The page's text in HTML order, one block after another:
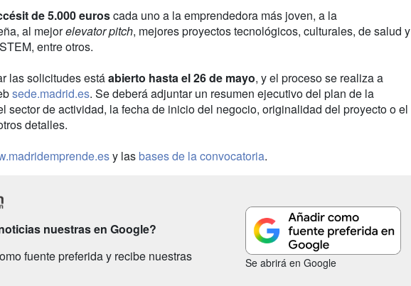
de 5.000 euroscada uno a la emprendedora más joven, a la
al mejorelevator pitch, mejores proyectos tecnológicos, culturales, de salud y
entre otros.
las solicitudes estáabierto hasta el 26 de mayo, y el proceso se realiza a
sede.madrid.es. Se deberá adjuntar un resumen ejecutivo del plan de la
sector de actividad, la fecha de inicio del negocio, originalidad del proyecto o el
detalles.
y lasbases de la convocatoria.
nuestras en Google?
fuente preferida y recibe nuestras
Se abrirá en Google